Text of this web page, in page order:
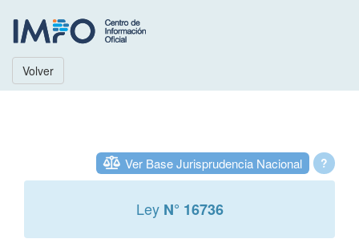
Volver
?
Ver Base Jurisprudencia Nacional
Ley N° 16736